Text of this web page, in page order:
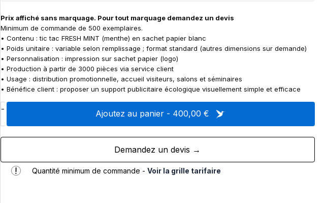
Prix affiché sans marquage. Pour tout marquage demandez un devis
Minimum de commande de 500 exemplaires.
• Contenu : tic tac FRESH MINT (menthe) en sachet papier blanc
• Poids unitaire : variable selon remplissage ; format standard (autres dimensions sur demande)
• Personnalisation : impression sur sachet papier (logo)
• Production à partir de 3000 pièces via service client
• Usage : distribution promotionnelle, accueil visiteurs, salons et séminaires
• Bénéfice client : proposer un support publicitaire écologique visuellement simple et efficace
-
a
n
Ajoutez au panier - 400,00 €
Demandez un devis →
Quantité minimum de commande - Voir la grille tarifaire